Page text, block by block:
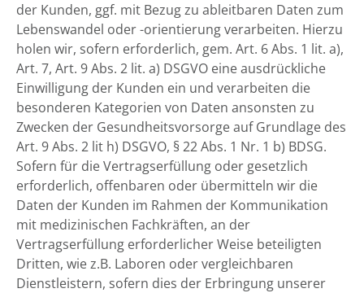
der Kunden, ggf. mit Bezug zu ableitbaren Daten zum
Lebenswandel oder -orientierung verarbeiten. Hierzu
holen wir, sofern erforderlich, gem. Art. 6 Abs. 1 lit. a),
Art. 7, Art. 9 Abs. 2 lit. a) DSGVO eine ausdrückliche
Einwilligung der Kunden ein und verarbeiten die
besonderen Kategorien von Daten ansonsten zu
Zwecken der Gesundheitsvorsorge auf Grundlage des
Art. 9 Abs. 2 lit h) DSGVO, § 22 Abs. 1 Nr. 1 b) BDSG.
Sofern für die Vertragserfüllung oder gesetzlich
erforderlich, offenbaren oder übermitteln wir die
Daten der Kunden im Rahmen der Kommunikation
mit medizinischen Fachkräften, an der
Vertragserfüllung erforderlicher Weise beteiligten
Dritten, wie z.B. Laboren oder vergleichbaren
Dienstleistern, sofern dies der Erbringung unserer